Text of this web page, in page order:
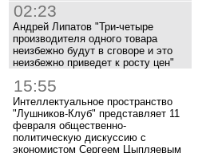
02:23
Андрей Липатов "Три-четыре
производителя одного товара
неизбежно будут в сговоре и это
неизбежно приведет к росту цен"
15:55
Интеллектуальное пространство
"Лушников-Клуб" представляет 11
февраля общественно-
политическую дискуссию с
экономистом Сергеем Цыпляевым